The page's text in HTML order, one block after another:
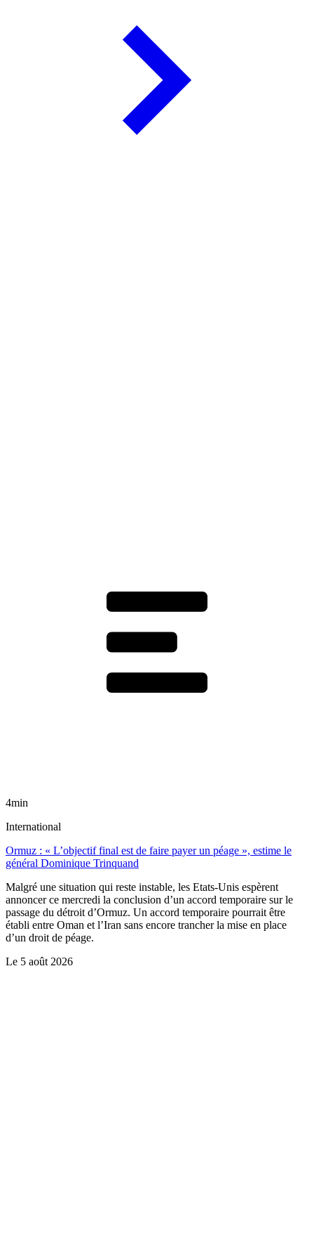
4min
International
Ormuz : « L’objectif final est de faire payer un péage », estime le
général Dominique Trinquand
Malgré une situation qui reste instable, les Etats-Unis espèrent
annoncer ce mercredi la conclusion d’un accord temporaire sur le
passage du détroit d’Ormuz. Un accord temporaire pourrait être
établi entre Oman et l’Iran sans encore trancher la mise en place
d’un droit de péage.
Le 5 août 2026